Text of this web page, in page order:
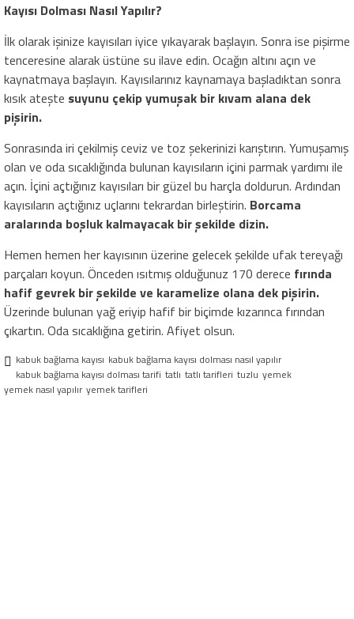
Kayısı Dolması Nasıl Yapılır?
İlk olarak işinize kayısıları iyice yıkayarak başlayın. Sonra ise pişirme
tenceresine alarak üstüne su ilave edin. Ocağın altını açın ve
kaynatmaya başlayın. Kayısılarınız kaynamaya başladıktan sonra
kısık ateşte suyunu çekip yumuşak bir kıvam alana dek
pişirin.
Sonrasında iri çekilmiş ceviz ve toz şekerinizi karıştırın. Yumuşamış
olan ve oda sıcaklığında bulunan kayısıların içini parmak yardımı ile
açın. İçini açtığınız kayısıları bir güzel bu harçla doldurun. Ardından
kayısıların açtığınız uçlarını tekrardan birleştirin. Borcama
aralarında boşluk kalmayacak bir şekilde dizin.
Hemen hemen her kayısının üzerine gelecek şekilde ufak tereyağı
parçaları koyun. Önceden ısıtmış olduğunuz 170 derece fırında
hafif gevrek bir şekilde ve karamelize olana dek pişirin.
Üzerinde bulunan yağ eriyip hafif bir biçimde kızarınca fırından
çıkartın. Oda sıcaklığına getirin. Afiyet olsun.
kabuk bağlama kayısı kabuk bağlama kayısı dolması nasıl yapılır
kabuk bağlama kayısı dolması tarifi tatlı tatlı tarifleri tuzlu yemek
yemek nasıl yapılır yemek tarifleri